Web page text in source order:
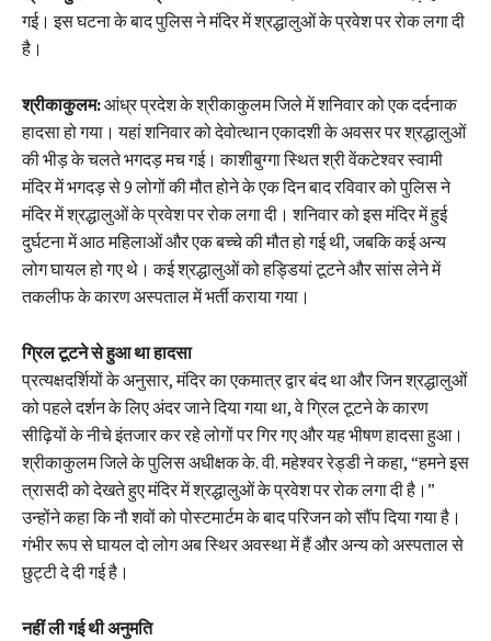
गई। इस घटना के बाद पुलिस ने मंदिर में श्रद्धालुओं के प्रवेश पर रोक लगा दी
है।
श्रीकाकुलम:आंध्र प्रदेश के श्रीकाकुलम जिले में शनिवार को एक दर्दनाक
हादसा हो गया। यहां शनिवार को देवोत्थान एकादशी के अवसर पर श्रद्धालुओं
की भीड़ के चलते भगदड़ मच गई। काशीबुग्गा स्थित श्री वेंकटेश्वर स्वामी
मंदिर में भगदड़ से 9 लोगों की मौत होने के एक दिन बाद रविवार को पुलिस ने
मंदिर में श्रद्धालुओं के प्रवेश पर रोक लगा दी। शनिवार को इस मंदिर में हुई
दुर्घटना में आठ महिलाओं और एक बच्चे की मौत हो गई थी, जबकि कई अन्य
लोग घायल हो गए थे। कई श्रद्धालुओं को हड्डियां टूटने और सांस लेने में
तकलीफ के कारण अस्पताल में भर्ती कराया गया।
ग्रिल टूटने से हुआ था हादसा
प्रत्यक्षदर्शियों के अनुसार, मंदिर का एकमात्र द्वार बंद था और जिन श्रद्धालुओं
को पहले दर्शन के लिए अंदर जाने दिया गया था, वे ग्रिल टूटने के कारण
सीढ़ियों के नीचे इंतजार कर रहे लोगों पर गिर गए और यह भीषण हादसा हुआ।
श्रीकाकुलम जिले के पुलिस अधीक्षक के. वी. महेश्वर रेड्डी ने कहा, “हमने इस
त्रासदी को देखते हुए मंदिर में श्रद्धालुओं के प्रवेश पर रोक लगा दी है।”
उन्होंने कहा कि नौ शवों को पोस्टमार्टम के बाद परिजन को सौंप दिया गया है।
गंभीर रूप से घायल दो लोग अब स्थिर अवस्था में हैं और अन्य को अस्पताल से
छुट्टी दे दी गई है।
नहीं ली गई थी अनुमति